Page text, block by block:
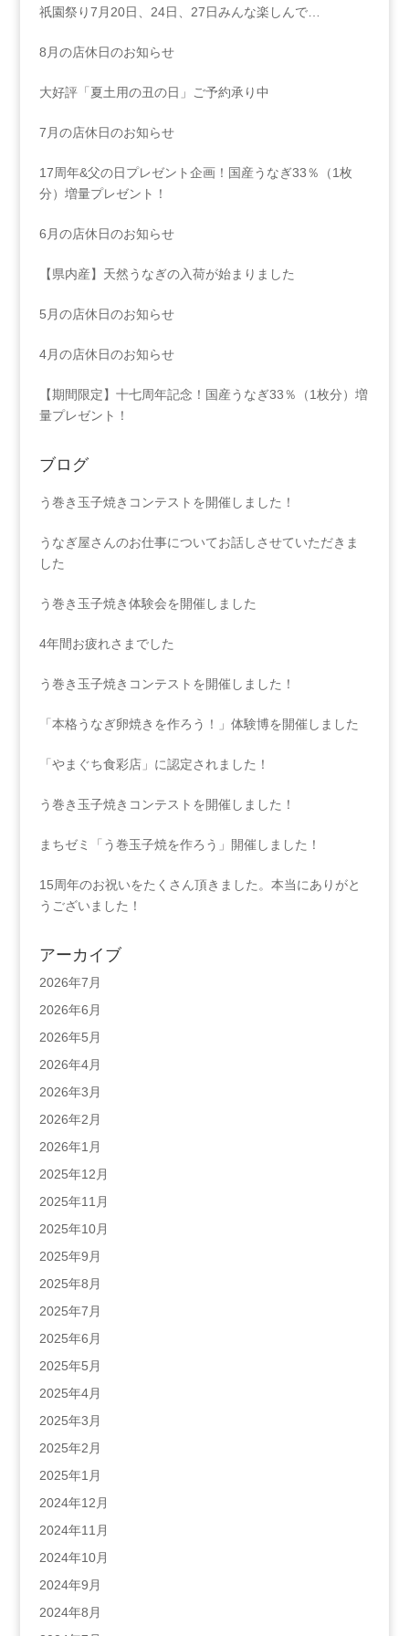
祇園祭り7月20日、24日、27日みんな楽しんで…
8月の店休日のお知らせ
大好評「夏土用の丑の日」ご予約承り中
7月の店休日のお知らせ
17周年&父の日プレゼント企画！国産うなぎ33％（1枚
分）増量プレゼント！
6月の店休日のお知らせ
【県内産】天然うなぎの入荷が始まりました
5月の店休日のお知らせ
4月の店休日のお知らせ
【期間限定】十七周年記念！国産うなぎ33％（1枚分）増
量プレゼント！
ブログ
う巻き玉子焼きコンテストを開催しました！
うなぎ屋さんのお仕事についてお話しさせていただきま
した
う巻き玉子焼き体験会を開催しました
4年間お疲れさまでした
う巻き玉子焼きコンテストを開催しました！
「本格うなぎ卵焼きを作ろう！」体験博を開催しました
「やまぐち食彩店」に認定されました！
う巻き玉子焼きコンテストを開催しました！
まちゼミ「う巻玉子焼を作ろう」開催しました！
15周年のお祝いをたくさん頂きました。本当にありがと
うございました！
アーカイブ
2026年7月
2026年6月
2026年5月
2026年4月
2026年3月
2026年2月
2026年1月
2025年12月
2025年11月
2025年10月
2025年9月
2025年8月
2025年7月
2025年6月
2025年5月
2025年4月
2025年3月
2025年2月
2025年1月
2024年12月
2024年11月
2024年10月
2024年9月
2024年8月